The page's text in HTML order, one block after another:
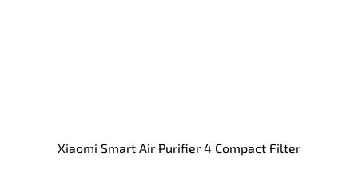
Xiaomi Smart Air Purifier 4 Compact Filter